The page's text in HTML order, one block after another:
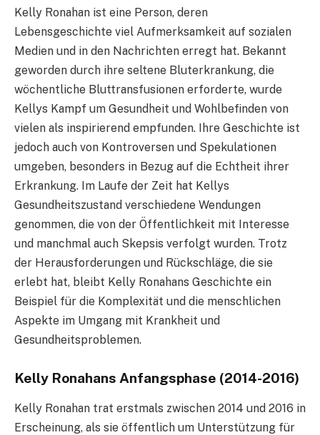
Kelly Ronahan ist eine Person, deren
Lebensgeschichte viel Aufmerksamkeit auf sozialen
Medien und in den Nachrichten erregt hat. Bekannt
geworden durch ihre seltene Bluterkrankung, die
wöchentliche Bluttransfusionen erforderte, wurde
Kellys Kampf um Gesundheit und Wohlbefinden von
vielen als inspirierend empfunden. Ihre Geschichte ist
jedoch auch von Kontroversen und Spekulationen
umgeben, besonders in Bezug auf die Echtheit ihrer
Erkrankung. Im Laufe der Zeit hat Kellys
Gesundheitszustand verschiedene Wendungen
genommen, die von der Öffentlichkeit mit Interesse
und manchmal auch Skepsis verfolgt wurden. Trotz
der Herausforderungen und Rückschläge, die sie
erlebt hat, bleibt Kelly Ronahans Geschichte ein
Beispiel für die Komplexität und die menschlichen
Aspekte im Umgang mit Krankheit und
Gesundheitsproblemen.
Kelly Ronahans Anfangsphase (2014-2016)
Kelly Ronahan trat erstmals zwischen 2014 und 2016 in
Erscheinung, als sie öffentlich um Unterstützung für